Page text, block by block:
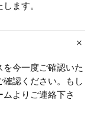
ます。
今一度ご確認いた
認ください。もし
よりご連絡下さ